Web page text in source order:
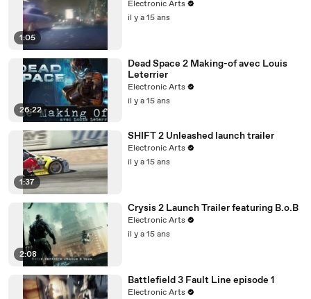
1:05
Electronic Arts
il y a 15 ans
26:22
Dead Space 2 Making-of avec Louis
Leterrier
Electronic Arts
il y a 15 ans
1:37
SHIFT 2 Unleashed launch trailer
Electronic Arts
il y a 15 ans
2:08
Crysis 2 Launch Trailer featuring B.o.B
Electronic Arts
il y a 15 ans
Battlefield 3 Fault Line episode 1
Electronic Arts